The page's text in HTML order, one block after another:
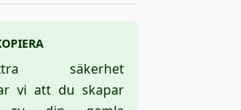
säkerhet
vi att du skapar